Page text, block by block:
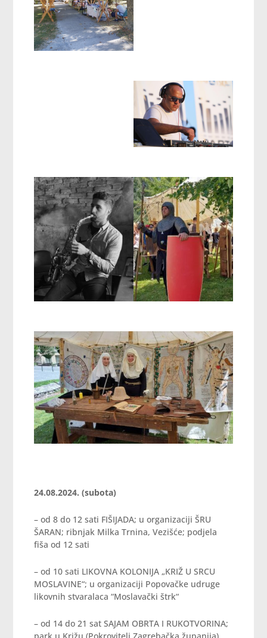
24.08.2024. (subota)
– od 8 do 12 sati FIŠIJADA; u organizaciji ŠRU
ŠARAN; ribnjak Milka Trnina, Vezišće; podjela
fiša od 12 sati
– od 10 sati LIKOVNA KOLONIJA „KRIŽ U SRCU
MOSLAVINE“; u organizaciji Popovačke udruge
likovnih stvaralaca “Moslavački štrk“
– od 14 do 21 sat SAJAM OBRTA I RUKOTVORINA;
park u Križu (Pokrovitelj Zagrebačka županija)